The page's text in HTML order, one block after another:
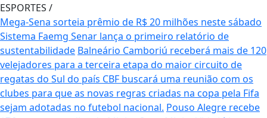
ESPORTES /
Mega-Sena sorteia prêmio de R$ 20 milhões neste sábado
Sistema Faemg Senar lança o primeiro relatório de
sustentabilidade Balneário Camboriú receberá mais de 120
velejadores para a terceira etapa do maior circuito de
regatas do Sul do país CBF buscará uma reunião com os
clubes para que as novas regras criadas na copa pela Fifa
sejam adotadas no futebol nacional. Pouso Alegre recebe